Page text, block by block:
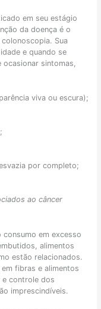
em seu estágio
da doença é o
Sua
e quando se
sintomas,
viva ou escura);
por completo;
ao câncer
em excesso
alimentos
estão relacionados.
fibras e alimentos
e controle dos
imprescindíveis.